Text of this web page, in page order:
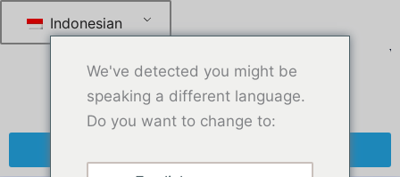
Indonesian
We've detected you might be
speaking a different language.
Do you want to change to: